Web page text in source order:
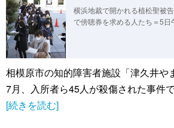
横浜地裁で開かれる植松聖被
で傍聴券を求める人たち＝5日
相模原市の知的障害者施設「津久井や
7月、入所者ら45人が殺傷された事件
[続きを読む]